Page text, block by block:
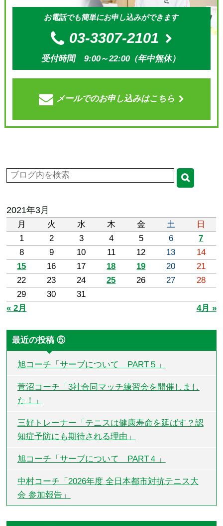
お電話でも簡単にお申し込みができます
03-3307-2101
受付時間 9:00～22:00（年中無休）
メールでのお申し込みはこちら
2021年3月
月 火 水 木 金 土
日
1
2 3 4 5 6
7
8
9 10 11 12 13
14
15
16 17 18 19 20
21
22
23 24 25 26 27
28
29
30
31
« 2月
4月 »
最近の投稿 ⑤
旭コーチ「サーブについて PART５」
菅沼コーチ「3社合同マッチ練習会を開催しまし
た！」
三好トレーナー「テニスは健康寿命を延ばす？認
知症予防にも期待される理由」
旭コーチ「サーブについて PART４」
中村コーチ「2026年度 全日本都市対抗テニス大
会 参加報告」